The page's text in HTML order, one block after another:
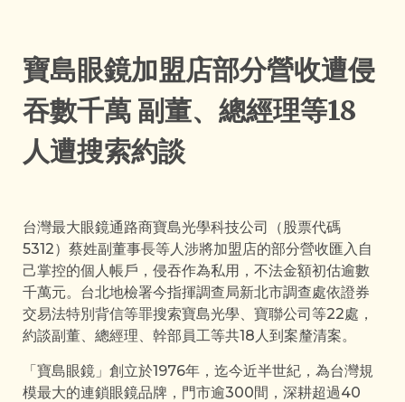
寶島眼鏡加盟店部分營收遭侵
吞數千萬 副董、總經理等18
人遭搜索約談
台灣最大眼鏡通路商寶島光學科技公司（股票代碼
5312）蔡姓副董事長等人涉將加盟店的部分營收匯入自
己掌控的個人帳戶，侵吞作為私用，不法金額初估逾數
千萬元。台北地檢署今指揮調查局新北市調查處依證券
交易法特別背信等罪搜索寶島光學、寶聯公司等22處，
約談副董、總經理、幹部員工等共18人到案釐清案。
「寶島眼鏡」創立於1976年，迄今近半世紀，為台灣規
模最大的連鎖眼鏡品牌，門市逾300間，深耕超過40